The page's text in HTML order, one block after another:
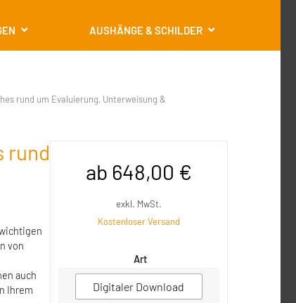
AUSHÄNGE & SCHILDER
rund um Evaluierung, Unterweisung &
rund
von
auch
Ihrem
ab 648,00 €
exkl. MwSt.
Kostenloser Versand
Art
Digitaler Download